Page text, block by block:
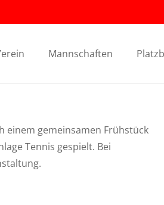
Mannschaften
einem gemeinsamen Frühstück
Tennis gespielt. Bei